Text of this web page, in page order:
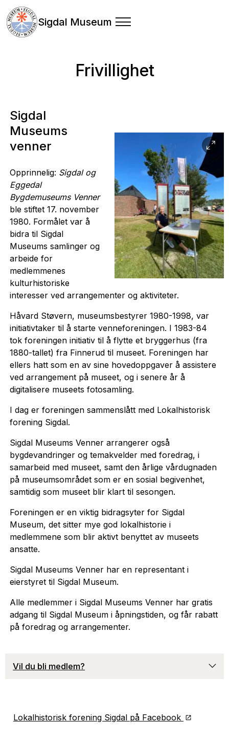
Sigdal Museum
Frivillighet
Sigdal
Museums
venner
Opprinnelig: Sigdal og
Eggedal
Bygdemuseums Venner
ble stiftet 17. november
1980. Formålet var å
bidra til Sigdal
Museums samlinger og
arbeide for
medlemmenes
kulturhistoriske
interesser ved arrangementer og aktiviteter.
Håvard Støvern, museumsbestyrer 1980-1998, var
initiativtaker til å starte venneforeningen. I 1983-84
tok foreningen initiativ til å flytte et bryggerhus (fra
1880-tallet) fra Finnerud til museet. Foreningen har
ellers hatt som en av sine hovedoppgaver å assistere
ved arrangement på museet, og i senere år å
digitalisere museets fotosamling.
I dag er foreningen sammenslått med Lokalhistorisk
forening Sigdal.
Sigdal Museums Venner arrangerer også
bygdevandringer og temakvelder med foredrag, i
samarbeid med museet, samt den årlige vårdugnaden
på museumsområdet som er en sosial begivenhet,
samtidig som museet blir klart til sesongen.
Foreningen er en viktig bidragsyter for Sigdal
Museum, det sitter mye god lokalhistorie i
medlemmene som blir aktivt benyttet av museets
ansatte.
Sigdal Museums Venner har en representant i
eierstyret til Sigdal Museum.
Alle medlemmer i Sigdal Museums Venner har gratis
adgang til Sigdal Museum i åpningstiden, og får rabatt
på foredrag og arrangementer.
Vil du bli medlem?
Lokalhistorisk forening Sigdal på Facebook